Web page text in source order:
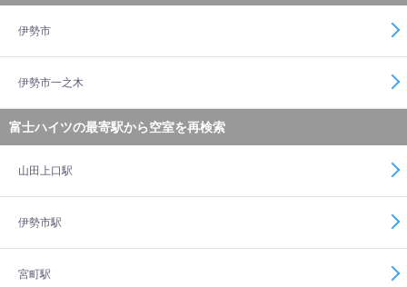
伊勢市
伊勢市一之木
富士ハイツの最寄駅から空室を再検索
山田上口駅
伊勢市駅
宮町駅